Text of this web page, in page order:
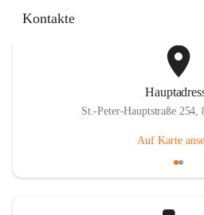
Kontakte
St.-Peter-Hauptstraße
Auf Karte